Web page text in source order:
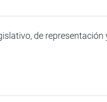
de representación